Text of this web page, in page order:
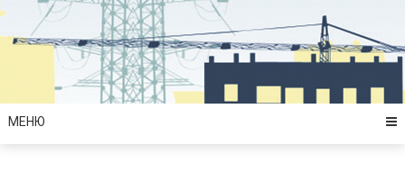
Перейти
содержимому
МЕНЮ